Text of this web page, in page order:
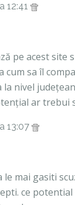
12:41
pe acest site
cum sa îl
nivel
ar trebui
13:07
le mai gasiti
ce